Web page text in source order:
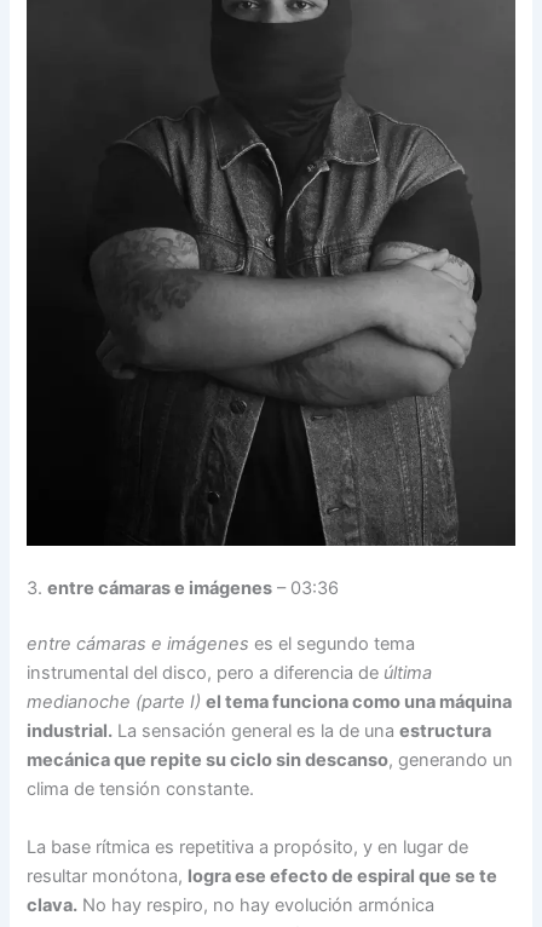
3.entre cámaras e imágenes – 03:36
entre cámaras e imágenes es el segundo tema
instrumental del disco, pero a diferencia de última
medianoche (parte I) el tema funciona como una máquina
industrial. La sensación general es la de unaestructura
mecánica que repite su ciclo sin descanso, generando un
clima de tensión constante.
La base rítmica es repetitiva a propósito, y en lugar de
resultar monótona, logra ese efecto de espiral que se te
clava. No hay respiro, no hay evolución armónica